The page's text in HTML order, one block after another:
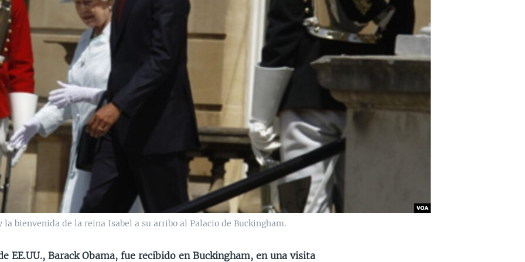
bienvenida de la reina Isabel a su arribo al Palacio de Buckingham.
EE.UU., Barack Obama, fue recibido en Buckingham, en una visita